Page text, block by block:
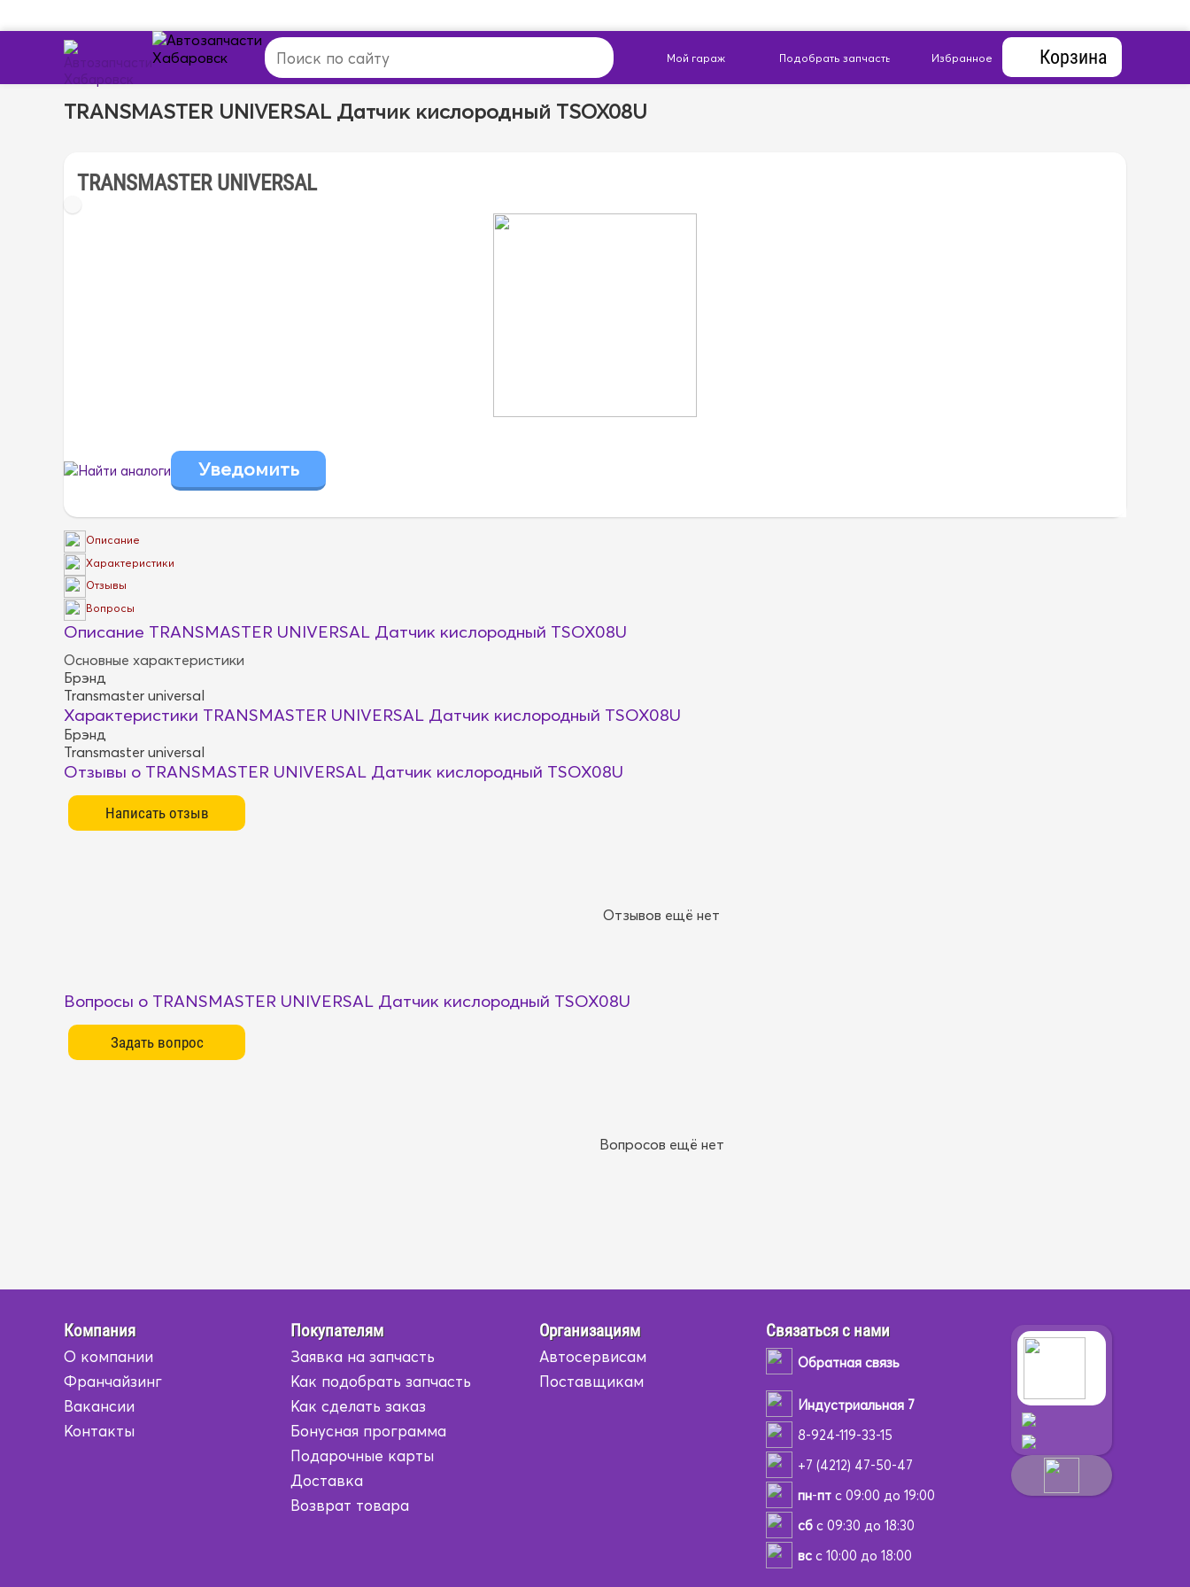
Корзина
TRANSMASTER UNIVERSAL Датчик кислородный TSOX08U
TRANSMASTER UNIVERSAL
Найти аналоги
Описание
Характеристики
Отзывы
Вопросы
Описание TRANSMASTER UNIVERSAL Датчик кислородный TSOX08U
Основные характеристики
Брэнд
Transmaster universal
Характеристики TRANSMASTER UNIVERSAL Датчик кислородный TSOX08U
Брэнд
Transmaster universal
Отзывы о TRANSMASTER UNIVERSAL Датчик кислородный TSOX08U
Отзывов ещё нет
Вопросы о TRANSMASTER UNIVERSAL Датчик кислородный TSOX08U
Вопросов ещё нет
Компания
О компании
Франчайзинг
Вакансии
Контакты
Покупателям
Заявка на запчасть
Как подобрать запчасть
Как сделать заказ
Бонусная программа
Подарочные карты
Доставка
Возврат товара
Организациям
Автосервисам
Поставщикам
Связаться с нами
Обратная связь
Индустриальная 7
8-924-119-33-15
+7 (4212) 47-50-47
пн-птс 09:00 до 19:00
сбс 09:30 до 18:30
всс 10:00 до 18:00